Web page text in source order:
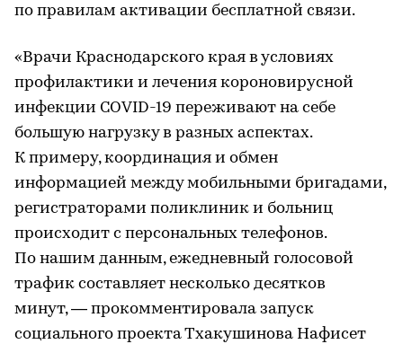
по правилам активации бесплатной связи.
«Врачи Краснодарского края в условиях
профилактики и лечения короновирусной
инфекции COVID-19 переживают на себе
большую нагрузку в разных аспектах.
К примеру, координация и обмен
информацией между мобильными бригадами,
регистраторами поликлиник и больниц
происходит с персональных телефонов.
По нашим данным, ежедневный голосовой
трафик составляет несколько десятков
минут, — прокомментировала запуск
социального проекта Тхакушинова Нафисет